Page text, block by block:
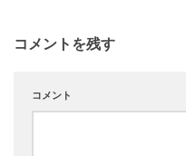
コメントを残す
コメント